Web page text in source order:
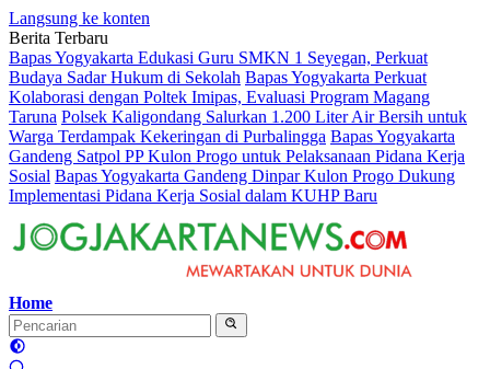
Langsung ke konten
Berita Terbaru
Bapas Yogyakarta Edukasi Guru SMKN 1 Seyegan, Perkuat
Budaya Sadar Hukum di Sekolah Bapas Yogyakarta Perkuat
Kolaborasi dengan Poltek Imipas, Evaluasi Program Magang
Taruna Polsek Kaligondang Salurkan 1.200 Liter Air Bersih untuk
Warga Terdampak Kekeringan di Purbalingga Bapas Yogyakarta
Gandeng Satpol PP Kulon Progo untuk Pelaksanaan Pidana Kerja
Sosial Bapas Yogyakarta Gandeng Dinpar Kulon Progo Dukung
Implementasi Pidana Kerja Sosial dalam KUHP Baru
Home